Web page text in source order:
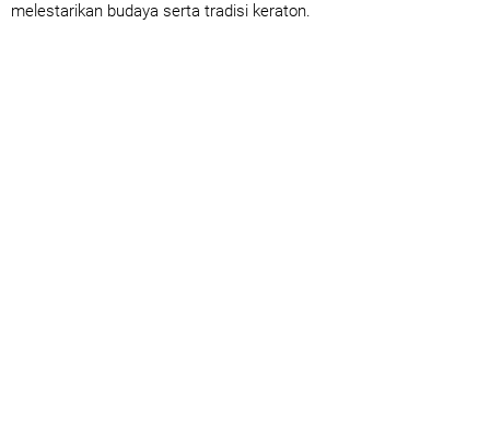
melestarikan budaya serta tradisi keraton.